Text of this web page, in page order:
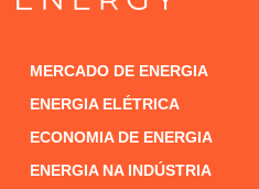
MERCADO DE ENERGIA
ENERGIA ELÉTRICA
ECONOMIA DE ENERGIA
ENERGIA NA INDÚSTRIA